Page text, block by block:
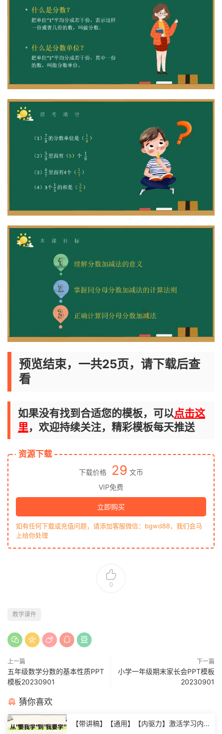
预览结束，一共25页，请下载后查
看
如果没有找到合适您的模板，可以点击这
里，欢迎持续关注，精彩模板每天推送
资源下载
下载价格 29 文币
VIP免费
立即购买
如有任何下载或充值问题，请添加客服微信：bgwd88，我们会马
上给你处理
0
教学课件
上一篇
五年级数学分数的基本性质PPT
模板20230901
下一篇
小学一年级期末家长会PPT模板
20230901
猜你喜欢
【带讲稿】【通用】【内驱力】激活学习内